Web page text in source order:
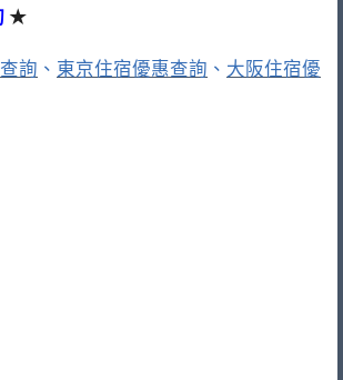
★
詢 、 東京住宿優惠查詢 、 大阪住宿優